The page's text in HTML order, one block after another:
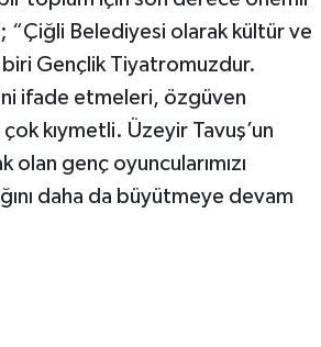
“Çiğli Belediyesi olarak kültür ve
Gençlik Tiyatromuzdur.
ifade etmeleri, özgüven
kıymetli. Üzeyir Tavuş’un
olan genç oyuncularımızı
daha da büyütmeye devam